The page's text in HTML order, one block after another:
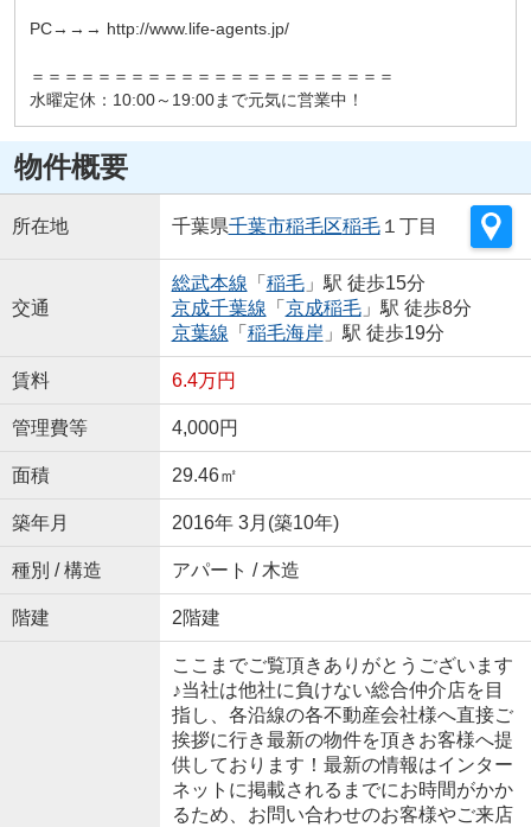
PC→→→ http://www.life-agents.jp/
＝＝＝＝＝＝＝＝＝＝＝＝＝＝＝＝＝＝＝＝＝＝
水曜定休：10:00～19:00まで元気に営業中！
物件概要
所在地 千葉県千葉市稲毛区稲毛１丁目
交通
総武本線 「 稲毛」駅 徒歩15分
京成千葉線 「 京成稲毛」駅 徒歩8分
京葉線 「 稲毛海岸 」駅 徒歩19分
賃料 6.4万円
管理費等 4,000円
面積 29.46㎡
築年月 2016年 3月(築10年)
種別 / 構造 アパート / 木造
階建 2階建
ここまでご覧頂きありがとうございます
♪当社は他社に負けない総合仲介店を目
指し、各沿線の各不動産会社様へ直接ご
挨拶に行き最新の物件を頂きお客様へ提
供しております！最新の情報はインター
ネットに掲載されるまでにお時間がかか
るため、お問い合わせのお客様やご来店